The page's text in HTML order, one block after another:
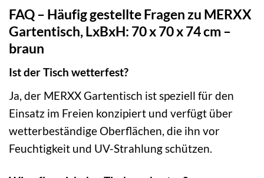
FAQ – Häufig gestellte Fragen zu MERXX
Gartentisch, LxBxH: 70 x 70 x 74 cm –
braun
Ist der Tisch wetterfest?
Ja, der MERXX Gartentisch ist speziell für den
Einsatz im Freien konzipiert und verfügt über
wetterbeständige Oberflächen, die ihn vor
Feuchtigkeit und UV-Strahlung schützen.